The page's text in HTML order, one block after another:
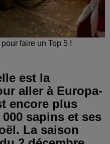
faire un Top 5 !
est la
aller à Europa-
encore plus
sapins et ses
La saison